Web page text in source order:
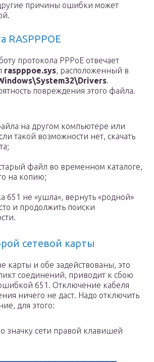
причины ошибки может
RASPPPOE
протокола PPPoE отвечает
raspppoe.sys, расположенный в
.
повреждения этого файла.
на другом компьютере или
такой возможности нет, скачать
файл во временном каталоге,
на копию;
651 не «ушла», вернуть «родной»
и продолжить поиски
сетевой карты
карты и обе задействованы, это
соединений, приводит к сбою
651. Отключение кабеля
ничего не даст. Надо отключить
для этого:
значку сети правой клавишей